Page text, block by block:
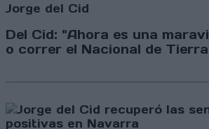
Jorge del Cid
Del Cid: "Ahora es una
o correr el Nacional de